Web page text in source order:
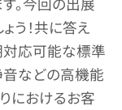
う！共に答え
対応可能な標準
音などの高機能
におけるお客